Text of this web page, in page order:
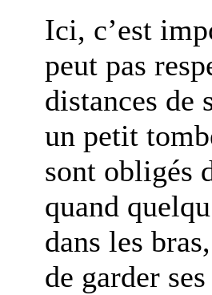
Ici, c’est
peut pas
distances de
un petit
sont obligés
quand
dans les
de garder